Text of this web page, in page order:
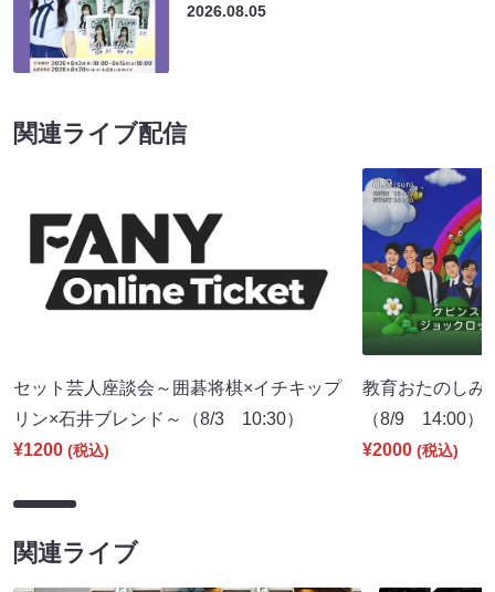
2026.08.05
関連ライブ配信
セット芸人座談会～囲碁将棋×イチキップ
リン×石井ブレンド～（8/3 10:30）
¥1200 (税込)
教育おたのしみ
（8/9 14:00）
¥2000 (税込)
関連ライブ